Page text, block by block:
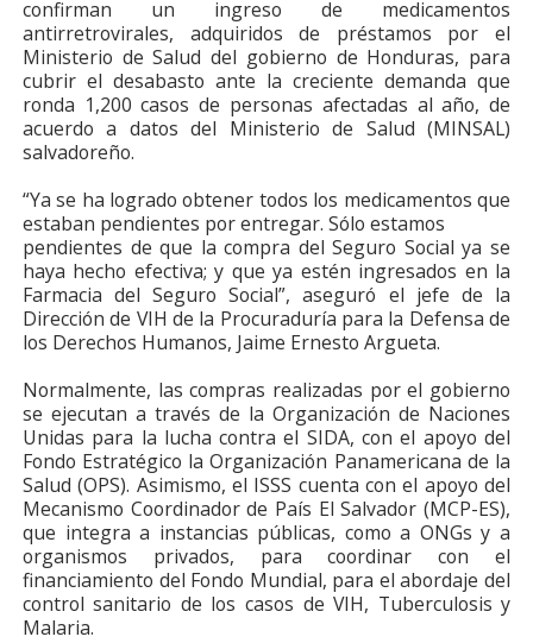
confirman un ingreso de medicamentos
antirretrovirales, adquiridos de préstamos por el
Ministerio de Salud del gobierno de Honduras, para
cubrir el desabasto ante la creciente demanda que
ronda 1,200 casos de personas afectadas al año, de
acuerdo a datos del Ministerio de Salud (MINSAL)
salvadoreño.
“Ya se ha logrado obtener todos los medicamentos que
estaban pendientes por entregar. Sólo estamos
pendientes de que la compra del Seguro Social ya se
haya hecho efectiva; y que ya estén ingresados en la
Farmacia del Seguro Social”, aseguró el jefe de la
Dirección de VIH de la Procuraduría para la Defensa de
los Derechos Humanos, Jaime Ernesto Argueta.
Normalmente, las compras realizadas por el gobierno
se ejecutan a través de la Organización de Naciones
Unidas para la lucha contra el SIDA, con el apoyo del
Fondo Estratégico la Organización Panamericana de la
Salud (OPS). Asimismo, el ISSS cuenta con el apoyo del
Mecanismo Coordinador de País El Salvador (MCP-ES),
que integra a instancias públicas, como a ONGs y a
organismos privados, para coordinar con el
financiamiento del Fondo Mundial, para el abordaje del
control sanitario de los casos de VIH, Tuberculosis y
Malaria.